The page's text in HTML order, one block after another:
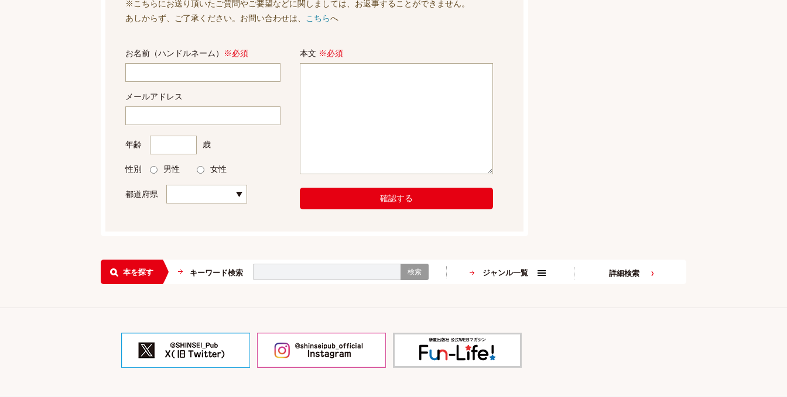
※こちらにお送り頂いたご質問やご要望などに関しましては、お返事することができません。
あしからず、ご了承ください。お問い合わせは、
こちらへ
お名前（ハンドルネーム） ※必須
メールアドレス
年齢 歳
性別 男性 女性
都道府県
本文 ※必須
確認する
本を探す キーワード検索 検索 ジャンル一覧 詳細検索